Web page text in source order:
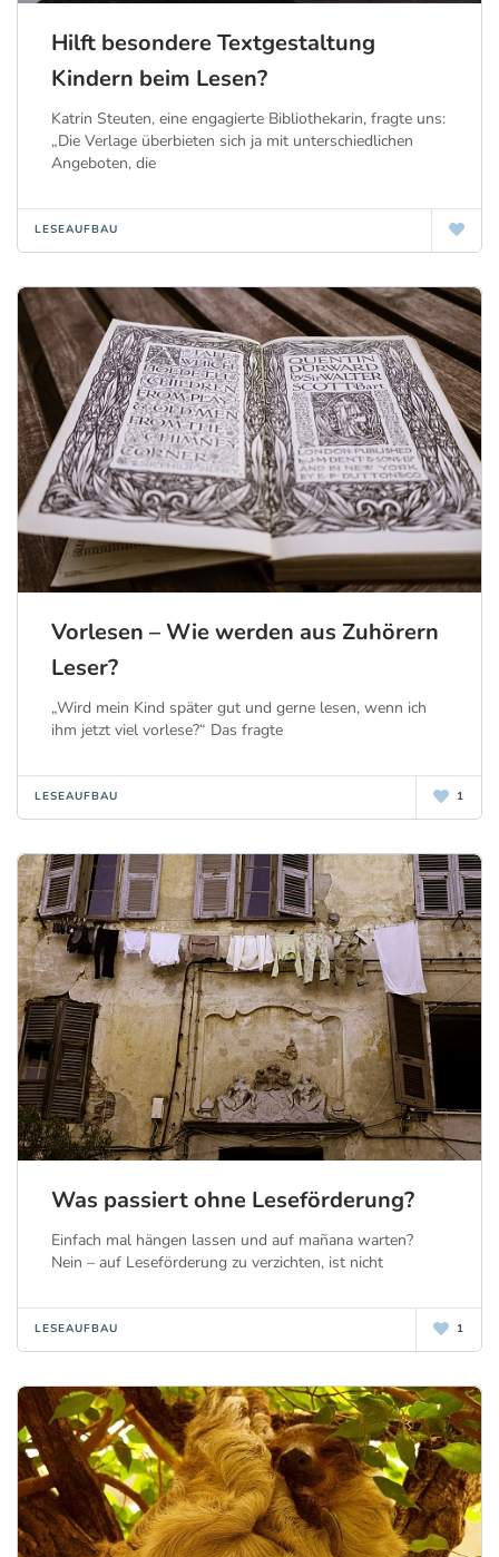
Hilft besondere Textgestaltung
Kindern beim Lesen?
Katrin Steuten, eine engagierte Bibliothekarin, fragte uns:
„Die Verlage überbieten sich ja mit unterschiedlichen
Angeboten, die
LESEAUFBAU
Vorlesen – Wie werden aus Zuhörern
Leser?
„Wird mein Kind später gut und gerne lesen, wenn ich
ihm jetzt viel vorlese?“ Das fragte
LESEAUFBAU 1
Was passiert ohne Leseförderung?
Einfach mal hängen lassen und auf mañana warten?
Nein – auf Leseförderung zu verzichten, ist nicht
LESEAUFBAU 1